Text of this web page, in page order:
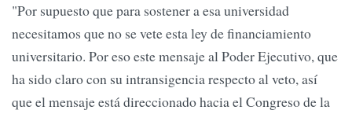
"Por supuesto que para sostener a esa universidad
necesitamos que no se vete esta ley de financiamiento
universitario. Por eso este mensaje al Poder Ejecutivo, que
ha sido claro con su intransigencia respecto al veto, así
que el mensaje está direccionado hacia el Congreso de la